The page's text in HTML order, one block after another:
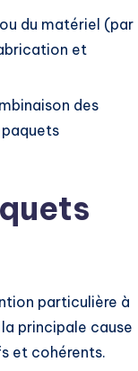
du matériel (par
et
des
particulière à
principale cause
et cohérents.